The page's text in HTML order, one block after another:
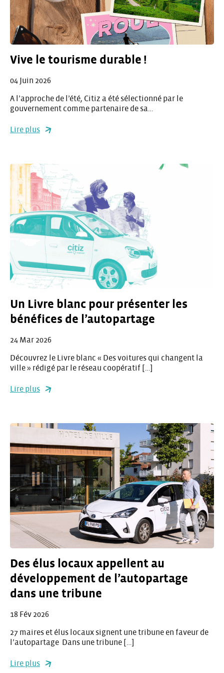
Vive le tourisme durable !
04 Juin 2026
A l’approche de l’été, Citiz a été sélectionné par le
gouvernement comme partenaire de sa…
Lire plus
Un Livre blanc pour présenter les
bénéfices de l’autopartage
24 Mar 2026
Découvrez le Livre blanc « Des voitures qui changent la
ville » rédigé par le réseau coopératif […]
Lire plus
Des élus locaux appellent au
développement de l’autopartage
dans une tribune
18 Fév 2026
27 maires et élus locaux signent une tribune en faveur de
l’autopartage Dans une tribune […]
Lire plus